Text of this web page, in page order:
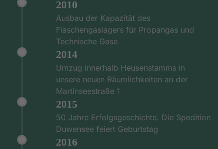
2010
Ausbau der Kapazität des
Flaschengaslagers für Propangas und
Technische Gase
2014
Umzug innerhalb Heusenstamms in
unsere neuen Räumlichkeiten an der
Martinseestraße 1
2015
50 Jahre Erfolgsgeschichte. Die Spedition
Duwensee feiert Geburtstag
2016